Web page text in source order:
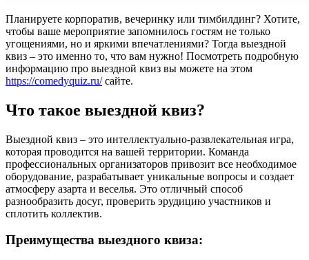
Планируете корпоратив, вечеринку или тимбилдинг? Хотите,
чтобы ваше мероприятие запомнилось гостям не только
угощениями, но и яркими впечатлениями? Тогда выездной
квиз – это именно то, что вам нужно! Посмотреть подробную
информацию про выездной квиз вы можете на этом
https://comedyquiz.ru/сайте.
Что такое выездной квиз?
Выездной квиз – это интеллектуально-развлекательная игра,
которая проводится на вашей территории. Команда
профессиональных организаторов привозит все необходимое
оборудование, разрабатывает уникальные вопросы и создает
атмосферу азарта и веселья. Это отличный способ
разнообразить досуг, проверить эрудицию участников и
сплотить коллектив.
Преимущества выездного квиза: